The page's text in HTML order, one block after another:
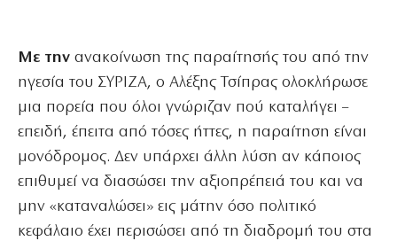
Με την ανακοίνωση της παραίτησής του από την
ηγεσία του ΣΥΡΙΖΑ, ο Αλέξης Τσίπρας ολοκλήρωσε
μια πορεία που όλοι γνώριζαν πού καταλήγει –
επειδή, έπειτα από τόσες ήττες, η παραίτηση είναι
μονόδρομος. Δεν υπάρχει άλλη λύση αν κάποιος
επιθυμεί να διασώσει την αξιοπρέπειά του και να
μην «καταναλώσει» εις μάτην όσο πολιτικό
κεφάλαιο έχει περισώσει από τη διαδρομή του στα